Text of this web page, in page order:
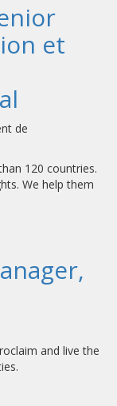
et
de
120 countries.
We help them
and live the